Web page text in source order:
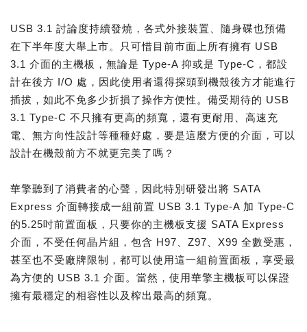
USB 3.1 討論度持續發燒，各式外接裝置、隨身碟也預備
在下半年度大舉上市。只可惜目前市面上所有擁有 USB
3.1 介面的主機板，無論是 Type-A 抑或是 Type-C，都設
計在後方 I/O 處，因此使用者還得探頭到機殼後方才能進行
插拔，如此不免多少折損了操作方便性。備受期待的 USB
3.1 Type-C 不只擁有更高的頻寬，還有更耐用、高速充
電、無方向性設計等種種好處，要是這麼方便的介面，可以
設計在機殼前方不就更完美了嗎？
華擎聽到了消費者的心聲，因此特別研發出將 SATA
Express 介面轉接成一組前置 USB 3.1 Type-A 加 Type-C
的5.25吋前置面板，只要你的主機板支援 SATA Express
介面，不受任何晶片組，包含 H97、Z97、X99 全數受惠，
甚至也不受廠牌限制，都可以使用這一組前置面板，享受最
為方便的 USB 3.1 介面。當然，使用華擎主機板可以保證
擁有最穩定的相容性以及榨出最高的頻寬。